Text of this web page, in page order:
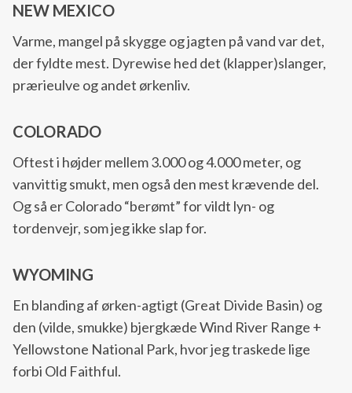
NEW MEXICO
Varme, mangel på skygge og jagten på vand var det,
der fyldte mest. Dyrewise hed det (klapper)slanger,
prærieulve og andet ørkenliv.
COLORADO
Oftest i højder mellem 3.000 og 4.000 meter, og
vanvittig smukt, men også den mest krævende del.
Og så er Colorado “berømt” for vildt lyn- og
tordenvejr, som jeg ikke slap for.
WYOMING
En blanding af ørken-agtigt (Great Divide Basin) og
den (vilde, smukke) bjergkæde Wind River Range +
Yellowstone National Park, hvor jeg traskede lige
forbi Old Faithful.